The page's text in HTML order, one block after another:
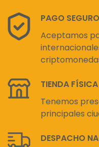
PAGO SEGURO
Aceptamos
TIENDA FÍSICA
Tenemos
principales
DESPACHO